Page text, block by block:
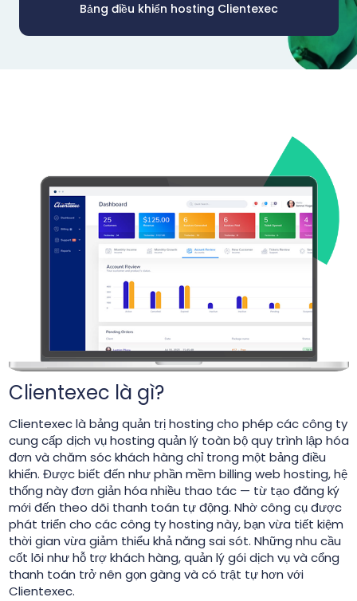
Bảng điều khiển hosting Clientexec
Clientexec là gì?
Clientexec là bảng quản trị hosting cho phép các công ty
cung cấp dịch vụ hosting quản lý toàn bộ quy trình lập hóa
đơn và chăm sóc khách hàng chỉ trong một bảng điều
khiển. Được biết đến như phần mềm billing web hosting, hệ
thống này đơn giản hóa nhiều thao tác — từ tạo đăng ký
mới đến theo dõi thanh toán tự động. Nhờ công cụ được
phát triển cho các công ty hosting này, bạn vừa tiết kiệm
thời gian vừa giảm thiểu khả năng sai sót. Những nhu cầu
cốt lõi như hỗ trợ khách hàng, quản lý gói dịch vụ và cổng
thanh toán trở nên gọn gàng và có trật tự hơn với
Clientexec.